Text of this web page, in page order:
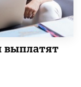
выплатят